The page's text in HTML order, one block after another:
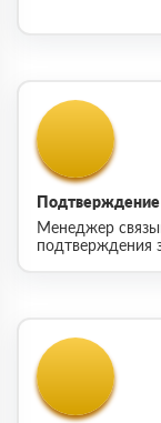
Подтверждение
Менеджер
подтверждения